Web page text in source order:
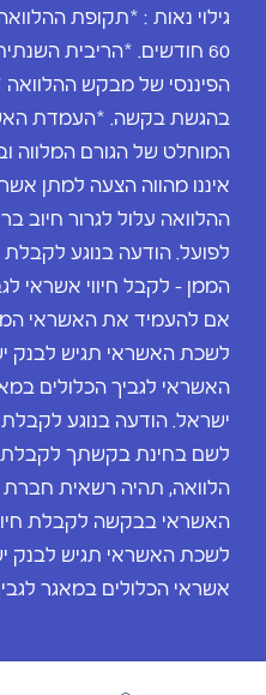
60 חודשים. *הריבית
הפיננסי של מבקש
בהגשת בקשה. *העמדת
המוחלט של הגורם המלווה
איננו מהווה הצעה למתן
ההלוואה עלול לגרור חיוב
לפועל. הודעה בנוגע לקבלת
הממן – לקבל חיווי אשראי
אם להעמיד את האשראי
לשכת האשראי תגיש לבנק
האשראי לגביך הכלולים
ישראל. הודעה בנוגע לקבלת
לשם בחינת בקשתך לקבלת
הלוואה, תהיה רשאית חברת
האשראי בבקשה לקבלת
לשכת האשראי תגיש לבנק
אשראי הכלולים במאגר